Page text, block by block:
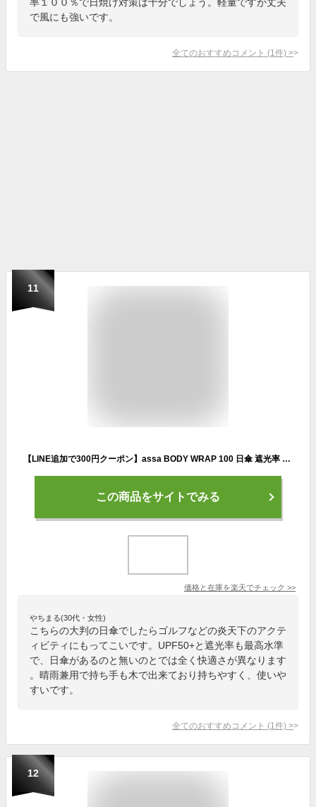
で風にも強いです。
全てのおすすめコメント (1 件) >
11
【LINE追加で300円クーポン】assa BODY WRAP 100 日傘 遮光率 100% 長傘 大きめ 60cm まるい 木棒 ペットボトル エコ レディース 晴雨兼用 遮熱 完全遮光 UVカット 紫外線遮蔽 撥水 おしゃれ かわいい 無地 フリル シンプル ギフト 傘 軽い 女性 パラソル【送料無料】
この商品をサイトでみる
価格と在庫を楽天でチェック >>
やちまる(30代・女性)
こちらの大判の日傘でしたらゴルフなどの炎天下のアクテ
ィビティにもってこいです。UPF50+と遮光率も最高水準
で、日傘があるのと無いのとでは全く快適さが異なります
。晴雨兼用で持ち手も木で出来ており持ちやすく、使いや
すいです。
全てのおすすめコメント (1 件) >
12